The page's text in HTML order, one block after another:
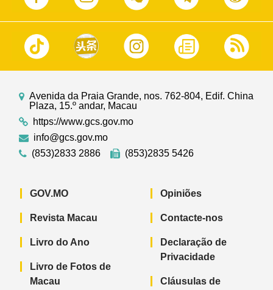
Avenida da Praia Grande, nos. 762-804, Edif. China
Plaza, 15.º andar, Macau
https://www.gcs.gov.mo
info@gcs.gov.mo
(853)2833 2886
(853)2835 5426
GOV.MO
Revista Macau
Livro do Ano
Livro de Fotos de
Macau
Opiniões
Contacte-nos
Declaração de
Privacidade
Cláusulas de